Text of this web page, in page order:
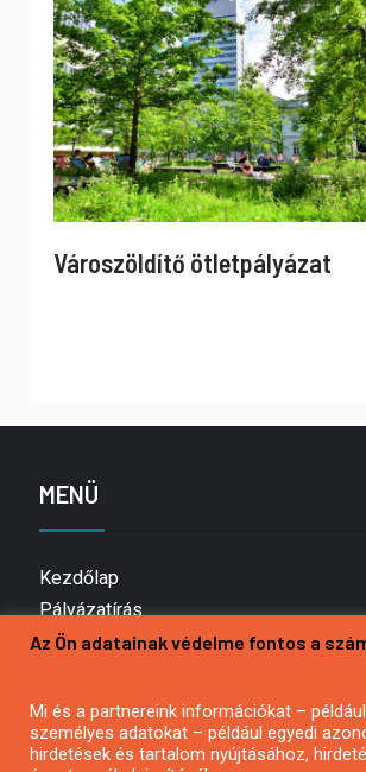
Városzöldítő ötletpályázat
MENÜ
Kezdőlap
Pályázatírás
Bemutatkozás
Hírlevél feliratkozás
Impresszum
Az Ön adatainak védelme fontos a
Mi és a partnereink információkat –
személyes adatokat – például egyedi
hirdetések és tartalom nyújtásához,